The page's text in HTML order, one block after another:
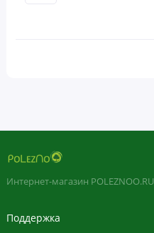
Интернет-магазин POLEZNOO.RU
Поддержка